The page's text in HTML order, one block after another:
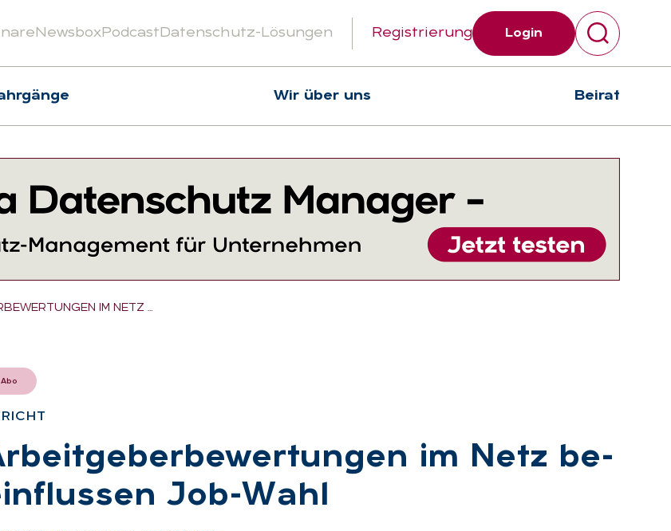
NewsboxPodcastDatenschutz-Lösungen Registrierung Login
Wir über uns Beirat
IM NETZ …
Abo
im Netz be­
Job-Wahl